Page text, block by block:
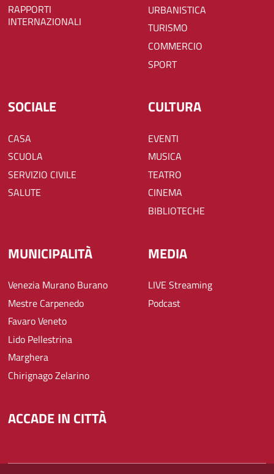
RAPPORTI
INTERNAZIONALI
URBANISTICA
TURISMO
COMMERCIO
SPORT
SOCIALE
CASA
SCUOLA
SERVIZIO CIVILE
SALUTE
CULTURA
EVENTI
MUSICA
TEATRO
CINEMA
BIBLIOTECHE
MUNICIPALITÀ
Venezia Murano Burano
Mestre Carpenedo
Favaro Veneto
Lido Pellestrina
Marghera
Chirignago Zelarino
MEDIA
LIVE Streaming
Podcast
ACCADE IN CITTÀ